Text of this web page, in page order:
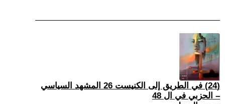
(24) في الطريق إلى الكنيست 26 المشهد السياسي
– الحزبي في ال 48